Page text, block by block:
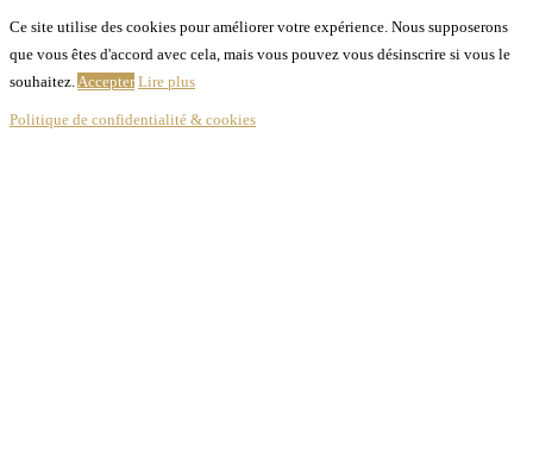
Ce site utilise des cookies pour améliorer votre expérience. Nous supposerons
que vous êtes d'accord avec cela, mais vous pouvez vous désinscrire si vous le
souhaitez.Accepter Lire plus
Politique de confidentialité & cookies